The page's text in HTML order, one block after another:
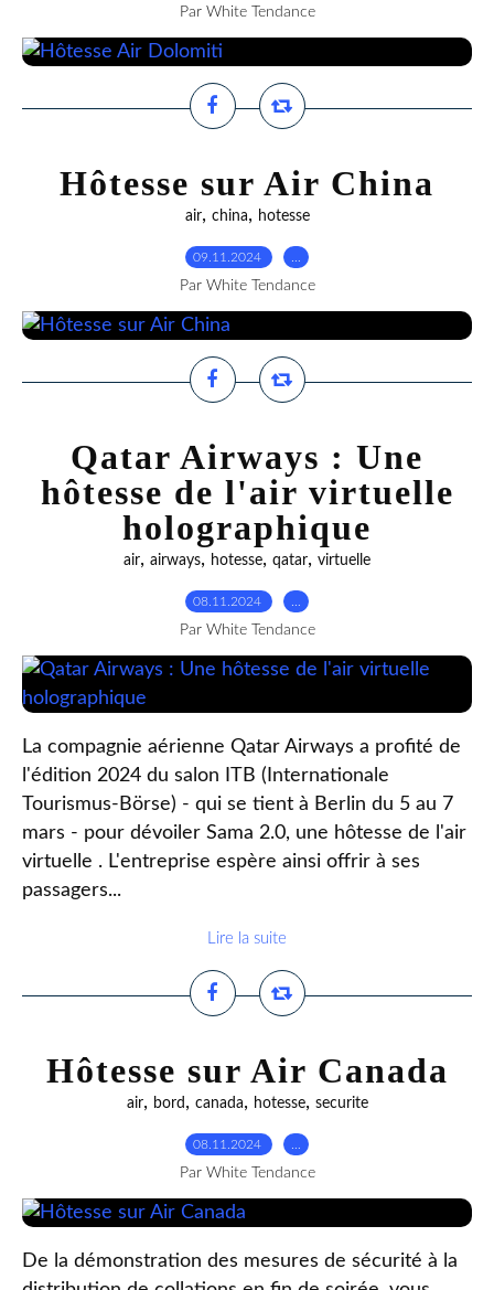
Par White Tendance
Hôtesse sur Air China
air, china, hotesse
09.11.2024
Par White Tendance
Qatar Airways : Une
hôtesse de l'air virtuelle
holographique
air, airways, hotesse, qatar, virtuelle
08.11.2024
Par White Tendance
La compagnie aérienne Qatar Airways a profité de
l'édition 2024 du salon ITB (Internationale
Tourismus-Börse) - qui se tient à Berlin du 5 au 7
mars - pour dévoiler Sama 2.0, une hôtesse de l'air
virtuelle . L'entreprise espère ainsi offrir à ses
passagers...
Lire la suite
Hôtesse sur Air Canada
air, bord , canada, hotesse, securite
08.11.2024
Par White Tendance
De la démonstration des mesures de sécurité à la